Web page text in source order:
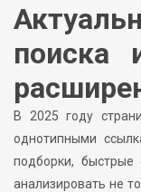
поиска
В 2025 году
однотипными
подборки, быстрые
анализировать не